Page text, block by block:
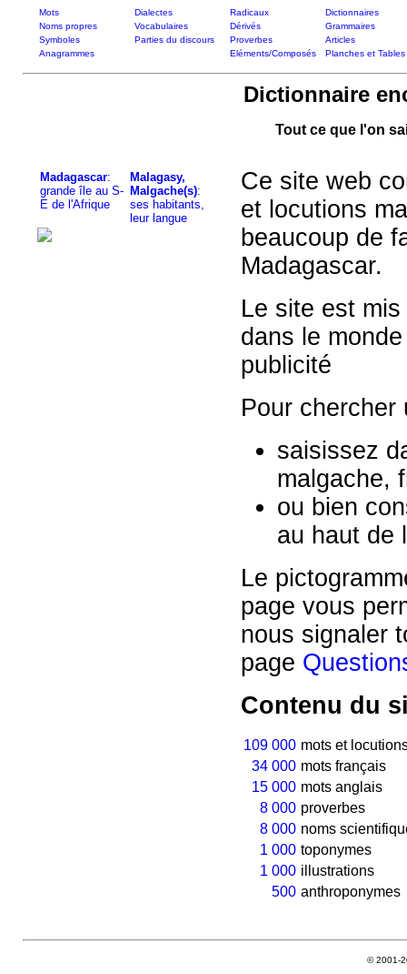
Mots Dialectes Radicaux
Dictionnaires
Noms propres
Vocabulaires Dérivés
Grammaires
Symboles
Parties du discours Proverbes
Articles
Anagrammes
Eléments/Composés Planches et Tables
Dictionnaire
Tout ce que l'on
Madagascar:
grande île au S-
E de l'Afrique
Malagasy,
Malgache(s):
ses habitants,
leur langue
Ce site web
et locutions
beaucoup de
Madagascar.
Le site est
dans le
publicité
Pour chercher
saisissez
malgache,
ou bien
au haut de
Le
page vous
nous signaler
page
Contenu du
109 000 mots et
34 000 mots français
15 000 mots anglais
8 000 proverbes
8 000 noms
1 000 toponymes
1 000 illustrations
500 anthroponymes
© 2001-